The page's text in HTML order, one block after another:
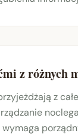
z różnych
z